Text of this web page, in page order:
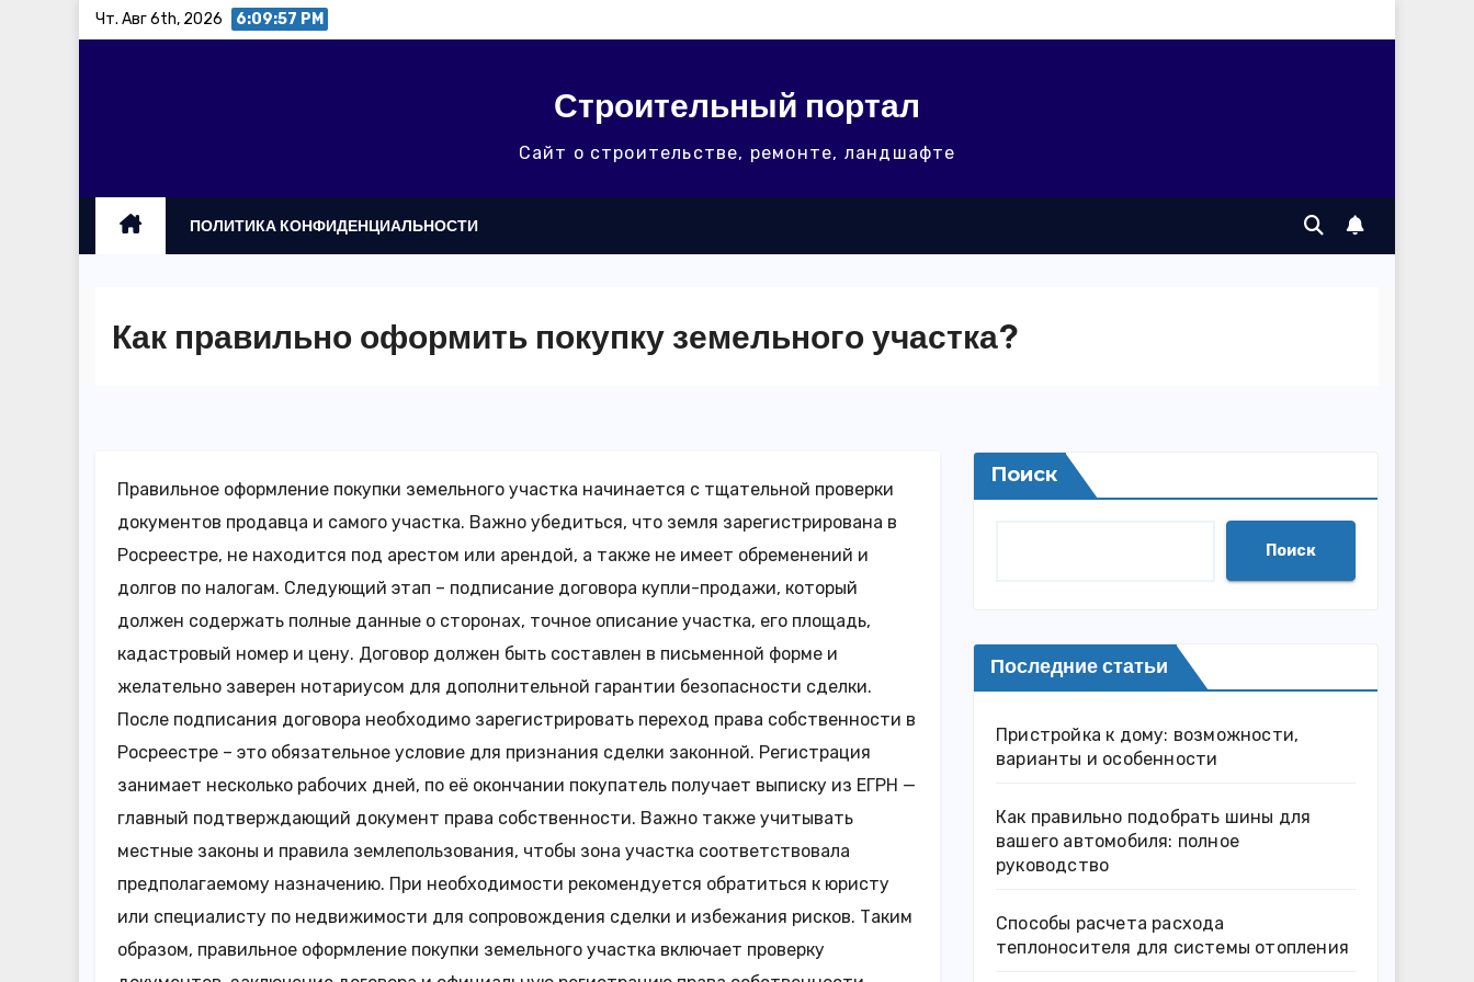
Чт. Авг 6th, 2026 6:09:57 PM
Строительный портал
Сайт о строительстве, ремонте, ландшафте
ПОЛИТИКА КОНФИДЕНЦИАЛЬНОСТИ
Как правильно оформить покупку земельного участка?
Правильное оформление покупки земельного участка начинается с тщательной проверки
документов продавца и самого участка. Важно убедиться, что земля зарегистрирована в
Росреестре, не находится под арестом или арендой, а также не имеет обременений и
долгов по налогам. Следующий этап – подписание договора купли-продажи, который
должен содержать полные данные о сторонах, точное описание участка, его площадь,
кадастровый номер и цену. Договор должен быть составлен в письменной форме и
желательно заверен нотариусом для дополнительной гарантии безопасности сделки.
После подписания договора необходимо зарегистрировать переход права собственности в
Росреестре – это обязательное условие для признания сделки законной. Регистрация
занимает несколько рабочих дней, по её окончании покупатель получает выписку из ЕГРН —
главный подтверждающий документ права собственности. Важно также учитывать
местные законы и правила землепользования, чтобы зона участка соответствовала
предполагаемому назначению. При необходимости рекомендуется обратиться к юристу
или специалисту по недвижимости для сопровождения сделки и избежания рисков. Таким
образом, правильное оформление покупки земельного участка включает проверку
Поиск
Поиск
Последние статьи
Пристройка к дому: возможности,
варианты и особенности
Как правильно подобрать шины для
вашего автомобиля: полное
руководство
Способы расчета расхода
теплоносителя для системы отопления